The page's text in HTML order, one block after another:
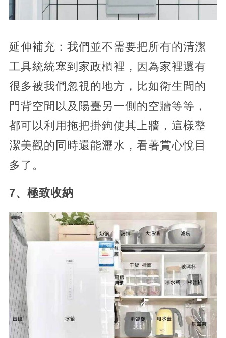
延伸補充：我們並不需要把所有的清潔
工具統統塞到家政櫃裡，因為家裡還有
很多被我們忽視的地方，比如衛生間的
門背空間以及陽臺另一側的空牆等等，
都可以利用拖把掛鉤使其上牆，這樣整
潔美觀的同時還能瀝水，看著賞心悅目
多了。
7、極致收納